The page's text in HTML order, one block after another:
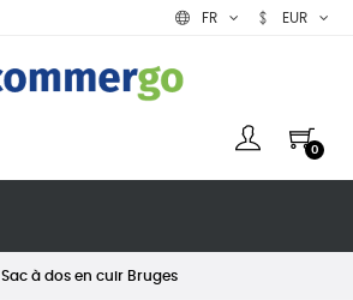
FR EUR
0
Sac à dos en cuir Bruges